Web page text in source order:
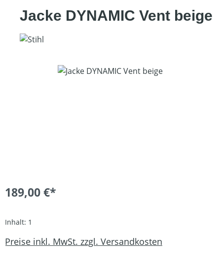
Jacke DYNAMIC Vent beige
Bildergalerie überspringen
189,00 €*
Inhalt: 1
Preise inkl. MwSt. zzgl. Versandkosten